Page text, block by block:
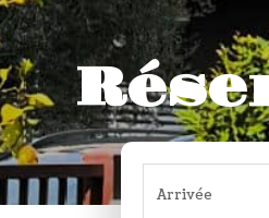
Arrivée